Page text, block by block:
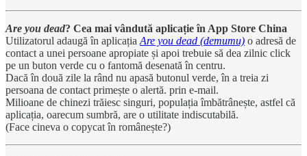
Are you dead? Cea mai vândută aplicație în App Store China
Utilizatorul adaugă în aplicația Are you dead (demumu) o adresă de
contact a unei persoane apropiate și apoi trebuie să dea zilnic click
pe un buton verde cu o fantomă desenată în centru.
Dacă în două zile la rând nu apasă butonul verde, în a treia zi
persoana de contact primește o alertă. prin e-mail.
Milioane de chinezi trăiesc singuri, populația îmbătrânește, astfel că
aplicația, oarecum sumbră, are o utilitate indiscutabilă.
(Face cineva o copycat în românește?)